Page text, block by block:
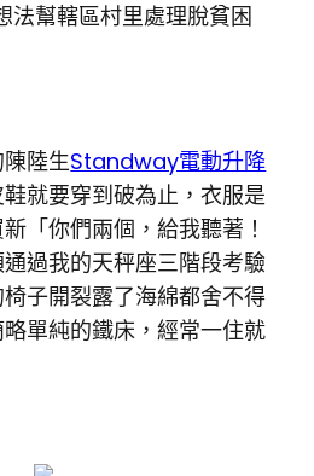
法幫轄區村里處理脫貧困
陸生Standway電動升降
就要穿到破為止，衣服是
「你們兩個，給我聽著！
過我的天秤座三階段考驗
子開裂露了海綿都舍不得
單純的鐵床，經常一住就